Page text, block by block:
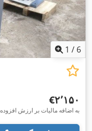
1 / 6
‎€۲٬۱۵۰
VB به اضافه مالیات بر ارزش افزوده